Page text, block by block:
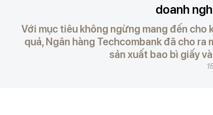
doanh
Với mục tiêu không ngừng mang đến cho
quả, Ngân hàng Techcombank đã cho
sản xuất bao bì giấy